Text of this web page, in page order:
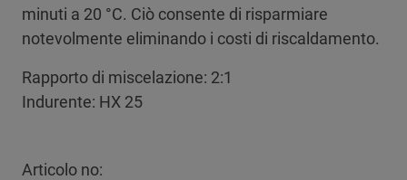
minuti a 20 °C. Ciò consente di risparmiare
notevolmente eliminando i costi di riscaldamento.
Rapporto di miscelazione: 2:1
Indurente: HX 25
Articolo no: